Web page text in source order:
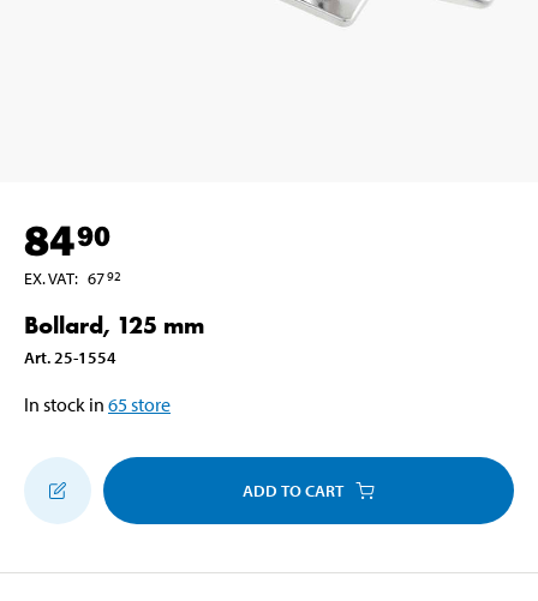
8490
EX. VAT: 6792
Bollard, 125 mm
Art. 25-1554
In stock in 65store
ADD TO CART